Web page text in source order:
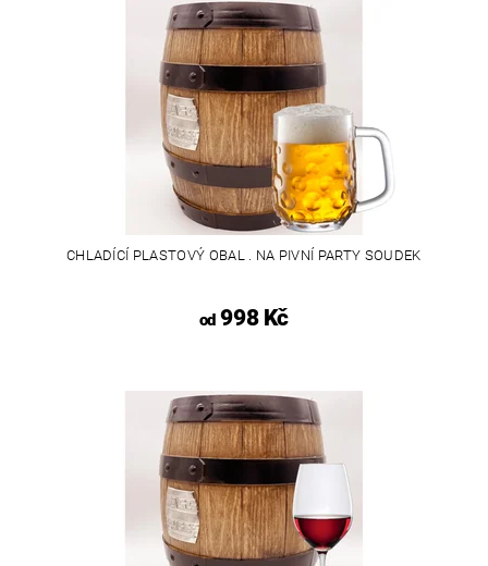
CHLADÍCÍ PLASTOVÝ OBAL . NA PIVNÍ PARTY SOUDEK
od998 Kč